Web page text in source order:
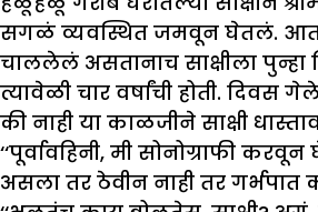
सगळं व्यवस्थित जमवून घेतलं.
चाललेलं असतानाच साक्षीला
त्यावेळी चार वर्षांची होती.
की नाही या काळजीने साक्षी
‘‘पूर्वावहिनी, मी सोनोग्राफी
असला तर ठेवीन नाही तर गर्भपात